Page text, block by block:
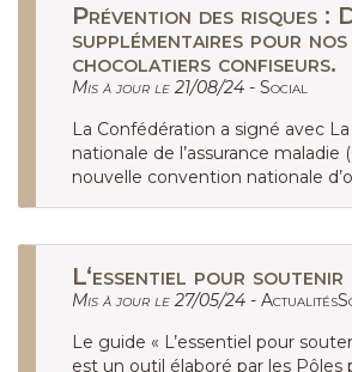
Prévention des risques :
supplémentaires pour nos
chocolatiers confiseurs.
Mis à jour le 21/08/24 - Social
La Confédération a signé avec La
nationale de l’assurance maladie
nouvelle convention nationale
L‘essentiel pour
Mis à jour le 27/05/24 -
Le guide « L’essentiel pour
est un outil élaboré par les Pôles